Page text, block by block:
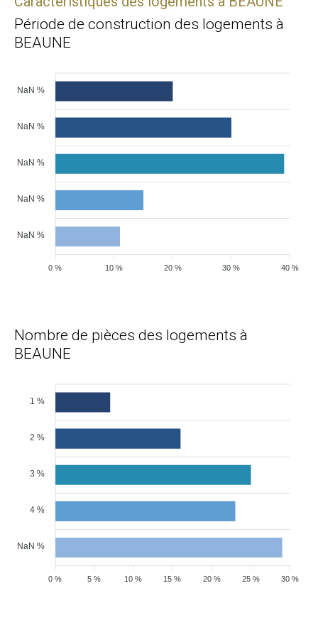
Période de construction des logements à
BEAUNE
NaN %
NaN %
NaN %
NaN %
NaN %
40 %
30 %
20 %
10 %
0 %
Nombre de pièces des logements à
BEAUNE
1 %
2 %
3 %
4 %
NaN %
30 %
25 %
20 %
15 %
10 %
5 %
0 %